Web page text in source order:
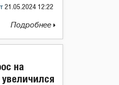
21.05.2024 12:22
Подробнее
на
увеличился